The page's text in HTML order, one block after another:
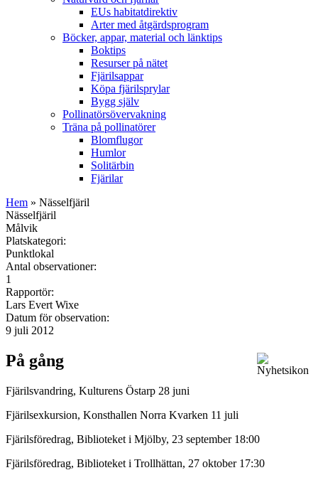
EUs habitatdirektiv
Arter med åtgärdsprogram
Böcker, appar, material och länktips
Boktips
Resurser på nätet
Fjärilsappar
Köpa fjärilsprylar
Bygg själv
Pollinatörsövervakning
Träna på pollinatörer
Blomflugor
Humlor
Solitärbin
Fjärilar
Hem » Nässelfjäril
Nässelfjäril
Målvik
Platskategori:
Punktlokal
Antal observationer:
1
Rapportör:
Lars Evert Wixe
Datum för observation:
9 juli 2012
På gång
Fjärilsvandring, Kulturens Östarp 28 juni
Fjärilsexkursion, Konsthallen Norra Kvarken 11 juli
Fjärilsföredrag, Biblioteket i Mjölby, 23 september 18:00
Fjärilsföredrag, Biblioteket i Trollhättan, 27 oktober 17:30